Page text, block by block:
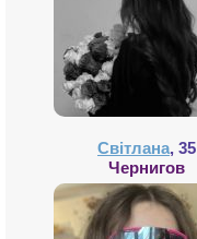
Світлана, 35
Чернигов